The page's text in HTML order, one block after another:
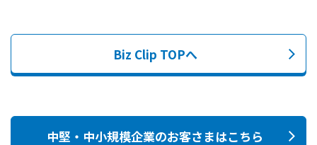
Biz Clip TOPへ
中堅・中小規模企業のお客さまはこちら